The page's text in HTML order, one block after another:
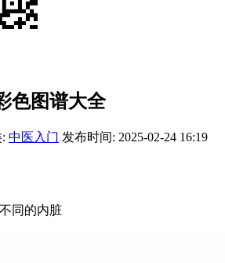
色图谱大全
中医入门 发布时间: 2025-02-24 16:19
同的内脏